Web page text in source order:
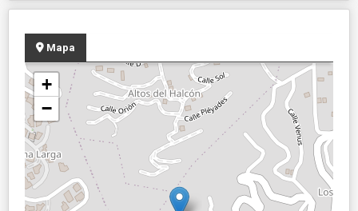
Mapa
+
−